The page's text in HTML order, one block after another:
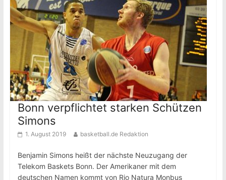
Bonn verpflichtet starken Schützen
Simons
1. August 2019 basketball.de Redaktion
Benjamin Simons heißt der nächste Neuzugang der
Telekom Baskets Bonn. Der Amerikaner mit dem
deutschen Namen kommt von Rio Natura Monbus